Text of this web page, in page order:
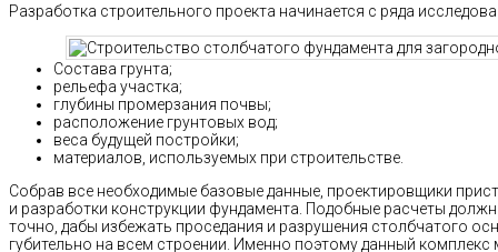
Разработка строительного проекта начинается с ряда
Состава грунта;
рельефа участка;
глубины промерзания почвы;
расположение грунтовых вод;
веса будущей постройки;
материалов, используемых при строительстве.
Собрав все необходимые базовые данные, проектировщики
и разработки конструкции фундамента. Подобные расчеты
точно, дабы избежать проседания и разрушения столбчатого
губительно на всем строении. Именно поэтому данный